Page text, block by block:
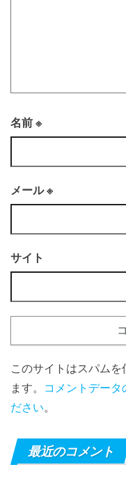
名前 ※
メール※
サイト
このサイトはスパムを
ます。
コメントデータ
ださい。
最近のコメント